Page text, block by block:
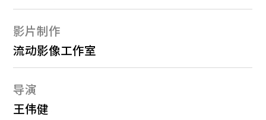
影片制作
流动影像工作室
导演
王伟健